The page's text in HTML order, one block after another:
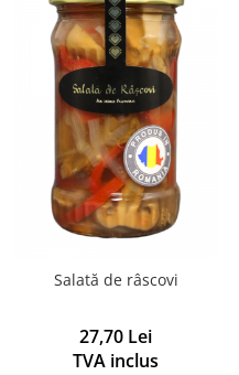
Salată de râscovi
27,70 Lei
TVA inclus